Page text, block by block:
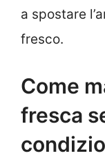
a spostare
fresco.
Come
fresca